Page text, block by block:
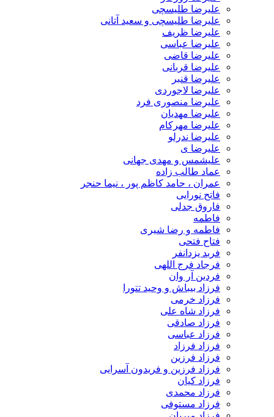
علیرضا طلیسچی
علیرضا طلیسچی و سعید آتانی
علیرضا ظریف
علیرضا عباسی
علیرضا قاضی
علیرضا قربانی
علیرضا قنبر
علیرضا لاجوردی
علیرضا منصوری فرد
علیرضا مهدیان
علیرضا مهرکام
علیرضا ندرلو
علیرضا ی
علیشمس و مهدی جهانی
عماد طالب زاده
عمران ، حامد کاظم پور ، نیما حنجر
فاتح نورایی
فاروق جدلی
فاطمه
فاطمه و رضا شیری
فتاح فتحی
فربد یزدانفر
فرجاد فرج اللهی
فردین آر وان
فرزاد بیباش و وحید تتورا
فرزاد خرمی
فرزاد شاه علی
فرزاد صادقی
فرزاد عباسی
فرزاد فرزاد
فرزاد فرزین
فرزاد فرزین و فریدون آسرایی
فرزاد کیان
فرزاد محمدی
فرزاد مستوفی